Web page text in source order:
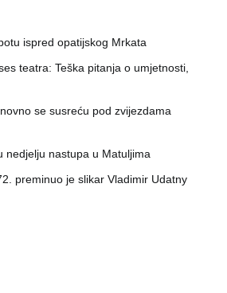
ispred opatijskog Mrkata
teatra: Teška pitanja o umjetnosti,
se susreću pod zvijezdama
nedjelju nastupa u Matuljima
preminuo je slikar Vladimir Udatny